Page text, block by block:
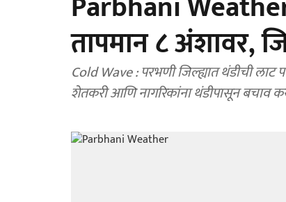
तापमान ८ अंशावर,
Cold Wave : परभणी जिल्ह्यात थंडीची
शेतकरी आणि नागरिकांना थंडीपासून बचाव